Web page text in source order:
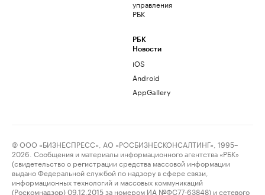
управления
РБК
РБК
Новости
iOS
Android
AppGallery
© ООО «БИЗНЕСПРЕСС», АО «РОСБИЗНЕСКОНСАЛТИНГ», 1995–
2026. Сообщения и материалы информационного агентства «РБК»
(свидетельство о регистрации средства массовой информации
выдано Федеральной службой по надзору в сфере связи,
информационных технологий и массовых коммуникаций
(Роскомнадзор) 09.12.2015 за номером ИА №ФС77-63848) и сетевого